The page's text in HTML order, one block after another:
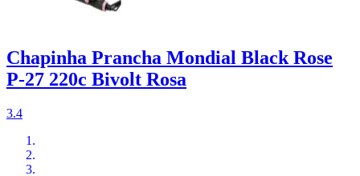
Chapinha Prancha Mondial Black Rose
P-27 220c Bivolt Rosa
3.4